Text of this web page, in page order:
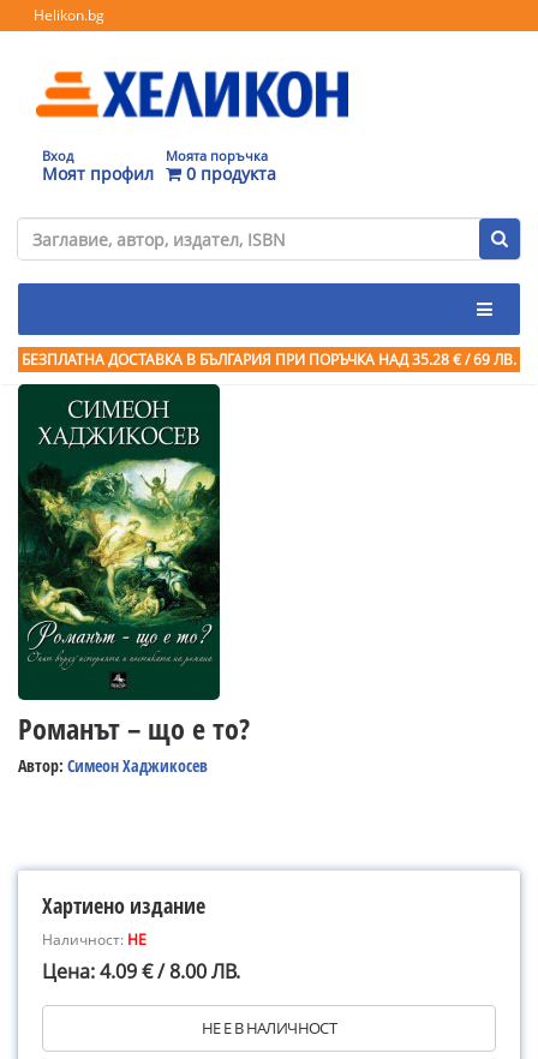
Helikon.bg
Вход
Моят профил
Моята поръчка
0 продукта
БЕЗПЛАТНА ДОСТАВКА В БЪЛГАРИЯ ПРИ ПОРЪЧКА НАД 35.28 € / 69 ЛВ.
Романът – що е то?
Автор: Симеон Хаджикосев
Хартиено издание
Наличност: НЕ
Цена: 4.09 € / 8.00 ЛВ.
НЕ Е В НАЛИЧНОСТ